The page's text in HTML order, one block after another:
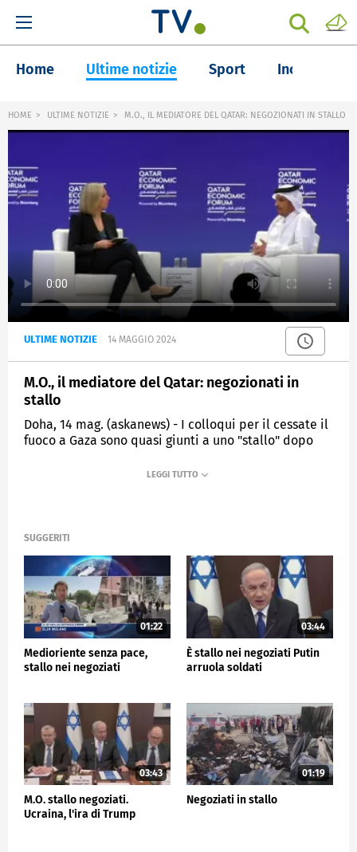
Home Ultime notizie Sport Inchieste
HOME ULTIME NOTIZIE M.O., IL MEDIATORE DEL QATAR: NEGOZIONATI IN STALLO
ULTIME NOTIZIE 14 MAGGIO 2024
M.O., il mediatore del Qatar: negozionati in
stallo
Doha, 14 mag. (askanews) - I colloqui per il cessate il
fuoco a Gaza sono quasi giunti a uno "stallo" dopo
riportato un po' indietro" nei negoziati, afferma a
ESTERI
SUGGERITI
01:22
Medioriente senza pace,
stallo nei negoziati
03:44
È stallo nei negoziati Putin
arruola soldati
03:43
M.O. stallo negoziati.
Ucraina, l'ira di Trump
01:19
Negoziati in stallo